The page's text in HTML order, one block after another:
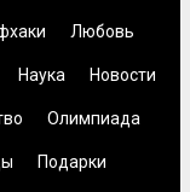
Любовь
Наука Новости
Олимпиада
Подарки